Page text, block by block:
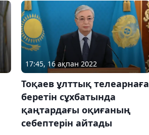
17:45, 16 ақпан 2022
Тоқаев ұлттық телеарнаға
беретін сұхбатында
қаңтардағы оқиғаның
себептерін айтады